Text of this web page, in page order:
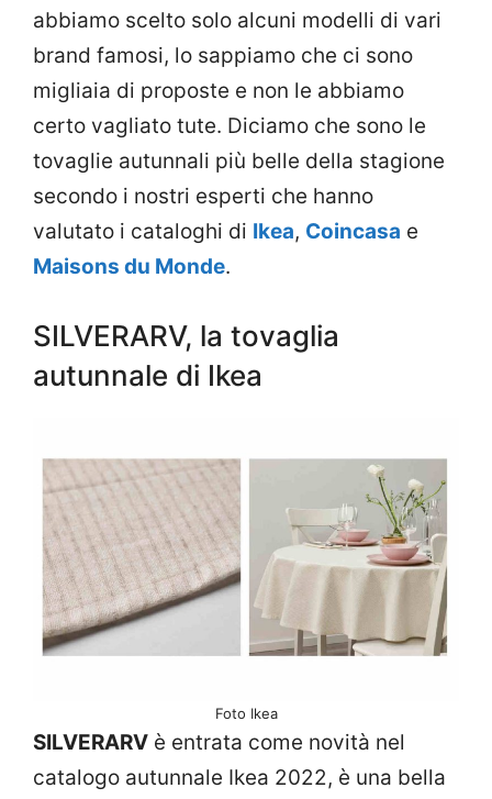
abbiamo scelto solo alcuni modelli di vari
brand famosi, lo sappiamo che ci sono
migliaia di proposte e non le abbiamo
certo vagliato tute. Diciamo che sono le
tovaglie autunnali più belle della stagione
secondo i nostri esperti che hanno
valutato i cataloghi di Ikea, Coincasa e
Maisons du Monde.
SILVERARV, la tovaglia
autunnale di Ikea
Foto Ikea
SILVERARV è entrata come novità nel
catalogo autunnale Ikea 2022, è una bella